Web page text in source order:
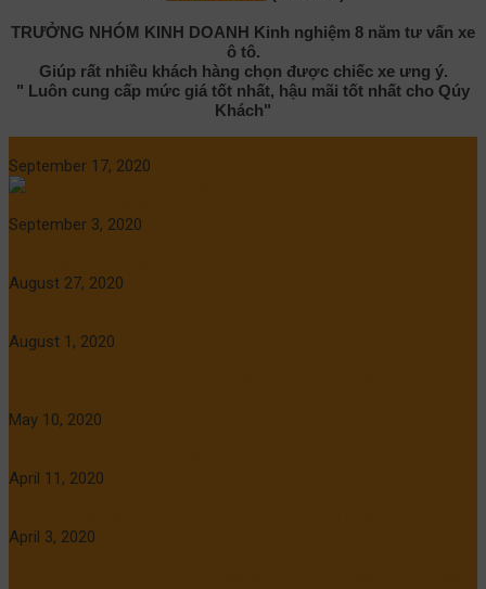
TRƯỞNG NHÓM KINH DOANH Kinh nghiệm 8 năm tư vấn xe
ô tô.
Giúp rất nhiều khách hàng chọn được chiếc xe ưng ý.
" Luôn cung cấp mức giá tốt nhất, hậu mãi tốt nhất cho Qúy
Khách"
September 17, 2020
September 3, 2020
August 27, 2020
August 1, 2020
May 10, 2020
April 11, 2020
April 3, 2020